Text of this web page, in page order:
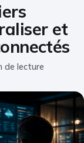
et
de lecture